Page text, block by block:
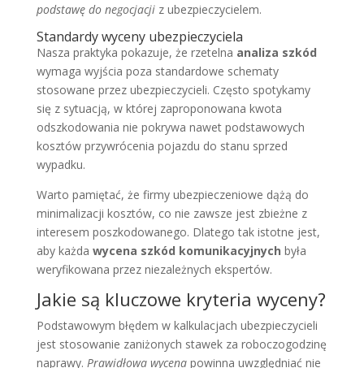
podstawę do negocjacjiz ubezpieczycielem.
Standardy wyceny ubezpieczyciela
Nasza praktyka pokazuje, że rzetelna analiza szkód
wymaga wyjścia poza standardowe schematy
stosowane przez ubezpieczycieli. Często spotykamy
się z sytuacją, w której zaproponowana kwota
odszkodowania nie pokrywa nawet podstawowych
kosztów przywrócenia pojazdu do stanu sprzed
wypadku.
Warto pamiętać, że firmy ubezpieczeniowe dążą do
minimalizacji kosztów, co nie zawsze jest zbieżne z
interesem poszkodowanego. Dlatego tak istotne jest,
aby każda wycena szkód komunikacyjnych była
weryfikowana przez niezależnych ekspertów.
Jakie są kluczowe kryteria wyceny?
Podstawowym błędem w kalkulacjach ubezpieczycieli
jest stosowanie zaniżonych stawek za roboczogodzinę
naprawy. Prawidłowa wycenapowinna uwzględniać nie